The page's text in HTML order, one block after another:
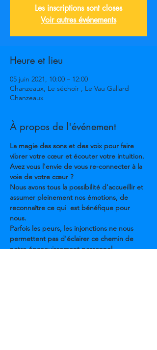
Les inscriptions sont closes
Voir autres événements
Heure et lieu
05 juin 2021, 10:00 – 12:00
Chanzeaux, Le séchoir , Le Vau Gallard
Chanzeaux
À propos de l'événement
La magie des sons et des voix pour faire
vibrer votre cœur et écouter votre intuition.
Avez vous l'envie de vous re-connecter à la
voie de votre cœur ?
Nous avons tous la possibilité d'accueillir et
assumer pleinement nos émotions, de
reconnaître ce qui  est bénéfique pour
nous.
Parfois les peurs, les injonctions ne nous
permettent pas d'éclairer ce chemin de
notre épanouissement personnel.